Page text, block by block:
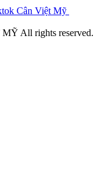
All rights reserved.